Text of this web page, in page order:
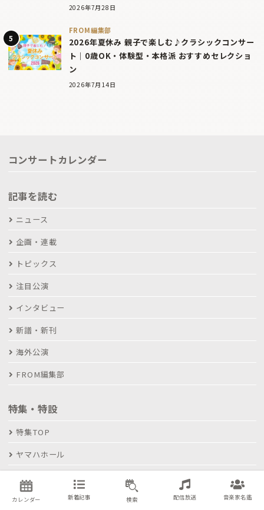
2026年7月28日
FROM編集部
2026年夏休み 親子で楽しむ♪クラシックコンサー
ト｜0歳OK・体験型・本格派 おすすめセレクショ
ン
2026年7月14日
コンサートカレンダー
記事を読む
ニュース
企画・連載
トピックス
注目公演
インタビュー
新譜・新刊
海外公演
FROM編集部
特集・特設
特集TOP
ヤマハホール
コンサート検索
カレンダー 新着記事 検索 配信放送 音楽家名鑑